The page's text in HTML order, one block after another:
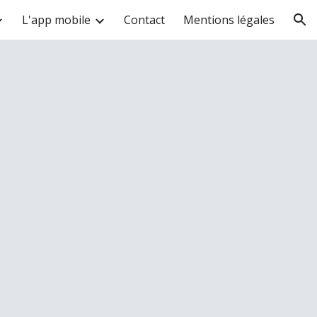
L'app mobile Contact Mentions légales